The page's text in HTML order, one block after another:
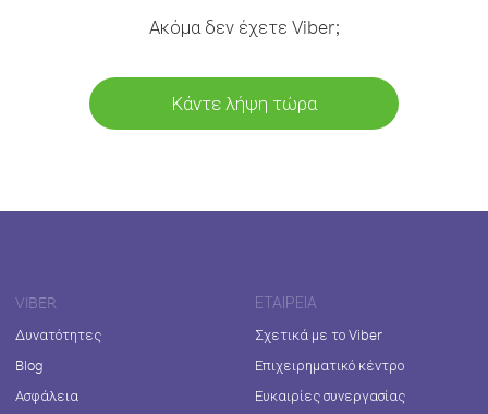
Ακόμα δεν έχετε Viber;
Κάντε λήψη τώρα
VIBER
Δυνατότητες
Blog
Ασφάλεια
ΕΤΑΙΡΕΊΑ
Σχετικά με το Viber
Επιχειρηματικό κέντρο
Ευκαιρίες συνεργασίας